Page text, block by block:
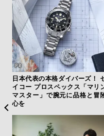
日本代表の本格ダイバーズ！
イコー プロスペックス「マリ
マスター」で腕元に品格と冒
心を